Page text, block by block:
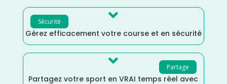
Sécurité 
Gérez efficacement votre course et en sécurité
Partage

Partagez votre sport en VRAI temps réel avec